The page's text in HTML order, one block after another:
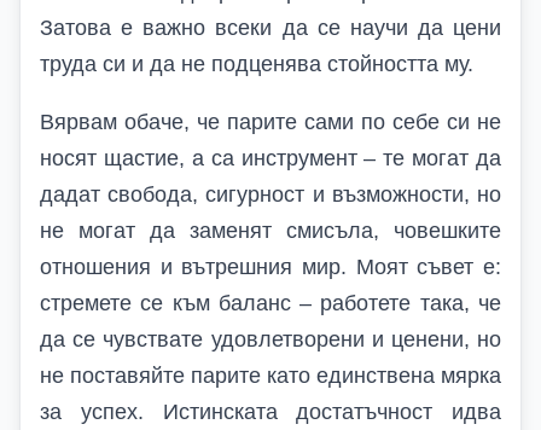
Затова е важно всеки да се научи да цени
труда си и да не подценява стойността му.
Вярвам обаче, че парите сами по себе си не
носят щастие, а са инструмент – те могат да
дадат свобода, сигурност и възможности, но
не могат да заменят смисъла, човешките
отношения и вътрешния мир. Моят съвет е:
стремете се към баланс – работете така, че
да се чувствате удовлетворени и ценени, но
не поставяйте парите като единствена мярка
за успех. Истинската достатъчност идва